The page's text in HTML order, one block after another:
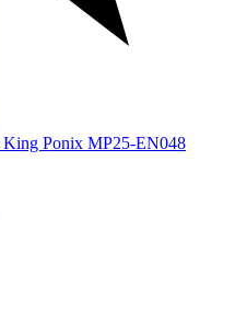
King Ponix MP25-EN048